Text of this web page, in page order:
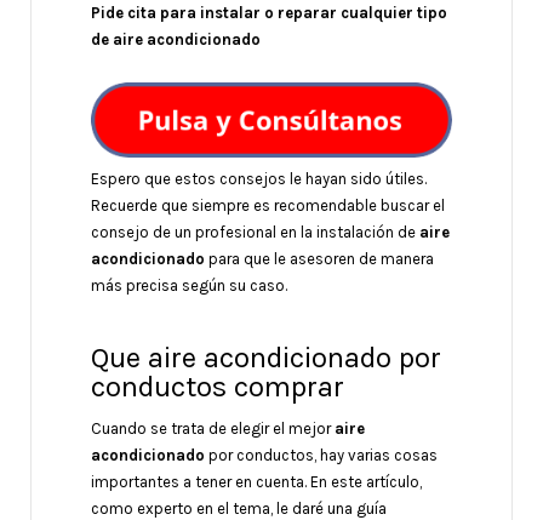
Pide cita para instalar o reparar cualquier tipo
de aire acondicionado
Espero que estos consejos le hayan sido útiles.
Recuerde que siempre es recomendable buscar el
consejo de un profesional en la instalación de aire
acondicionado para que le asesoren de manera
más precisa según su caso.
Que aire acondicionado por
conductos comprar
Cuando se trata de elegir el mejor aire
acondicionado por conductos, hay varias cosas
importantes a tener en cuenta. En este artículo,
como experto en el tema, le daré una guía